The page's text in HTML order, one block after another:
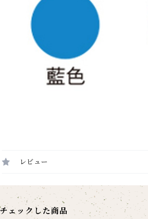
レビュー
ェックした商品